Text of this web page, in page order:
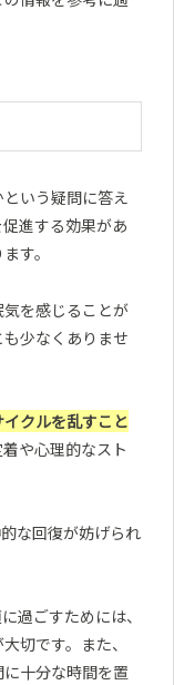
いう疑問に答え
進する効果があ
す。
を感じることが
少なくありませ
クルを乱すこと
や心理的なスト
な回復が妨げられ
過ごすためには、
切です。また、
十分な時間を置